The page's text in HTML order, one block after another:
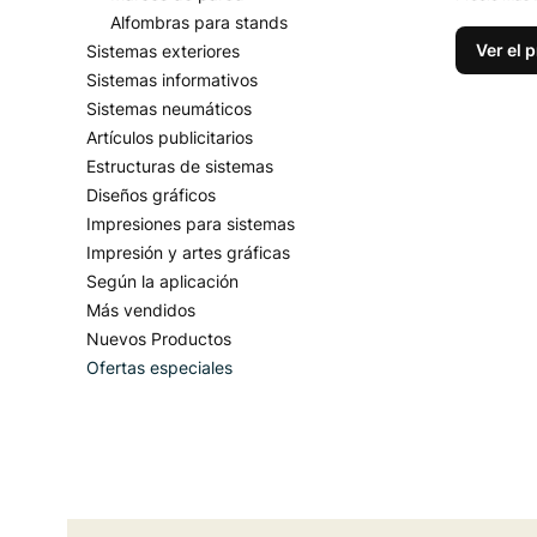
Alfombras para stands
Sistemas exteriores
Sistemas informativos
Sistemas neumáticos
Artículos publicitarios
Estructuras de sistemas
Diseños gráficos
Impresiones para sistemas
Impresión y artes gráficas
Según la aplicación
Más vendidos
Nuevos Productos
Ofertas especiales
Ver el